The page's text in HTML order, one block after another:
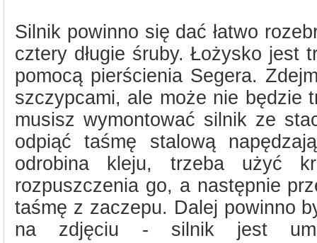
Silnik powinno się dać łatwo
cztery długie śruby. Łożysko jest
pomocą pierścienia Segera.
szczypcami, ale może nie będzie
musisz wymontować silnik ze
odpiąć taśmę stalową
odrobina kleju, trzeba użyć
rozpuszczenia go, a następnie
taśmę z zaczepu. Dalej powinno
na zdjęciu - silnik jest